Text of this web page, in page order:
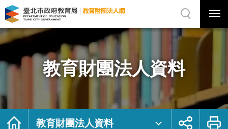
教
育
團
資
料
府
局
網
站
選
選
單
關
網
站
尋
教育財團法人資料
首
教育財團法人資料
展
列